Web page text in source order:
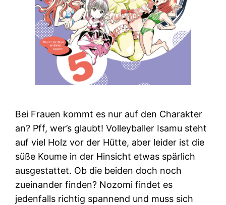
Bei Frauen kommt es nur auf den Charakter
an? Pff, wer’s glaubt! Volleyballer Isamu steht
auf viel Holz vor der Hütte, aber leider ist die
süße Koume in der Hinsicht etwas spärlich
ausgestattet. Ob die beiden doch noch
zueinander finden? Nozomi findet es
jedenfalls richtig spannend und muss sich